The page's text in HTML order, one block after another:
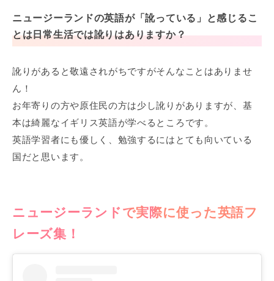
ニュージーランドの英語が「訛っている」と感じるこ
とは日常生活では訛りはありますか？
訛りがあると敬遠されがちですがそんなことはありませ
ん！
お年寄りの方や原住民の方は少し訛りがありますが、基
本は綺麗なイギリス英語が学べるところです。
英語学習者にも優しく、勉強するにはとても向いている
国だと思います。
ニュージーランドで実際に使った英語フ
レーズ集！